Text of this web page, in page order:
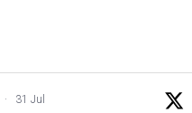
· 31 Jul